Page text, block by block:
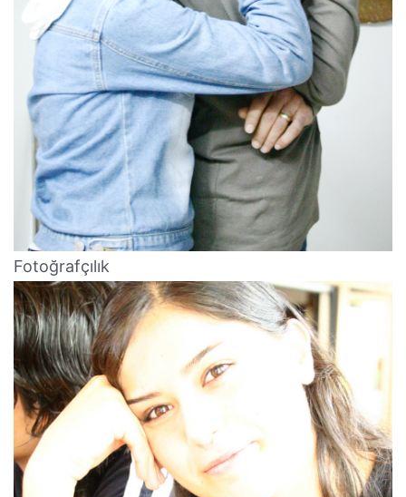
Fotoğrafçılık